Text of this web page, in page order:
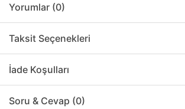
Yorumlar (0)
Taksit Seçenekleri
İade Koşulları
Soru & Cevap (0)